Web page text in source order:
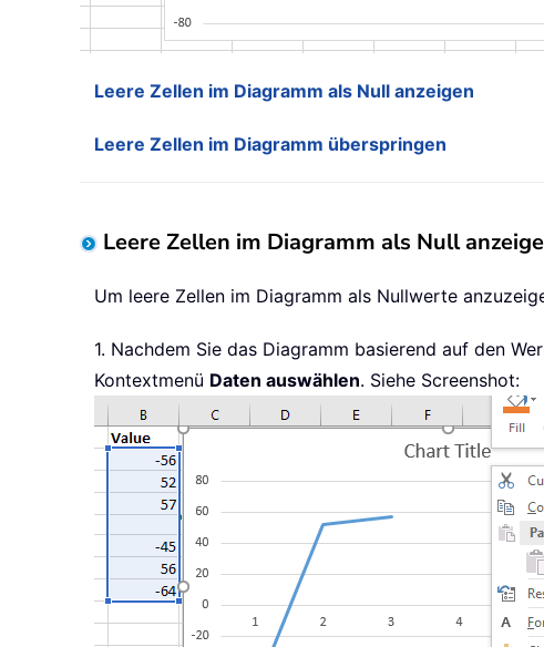
Leere Zellen im Diagramm als Null anzeigen
Leere Zellen im Diagramm überspringen
Leere Zellen im Diagramm als Null
Um leere Zellen im Diagramm als Nullwerte
1. Nachdem Sie das Diagramm basierend auf den
Kontextmenü Daten auswählen. Siehe Screenshot: